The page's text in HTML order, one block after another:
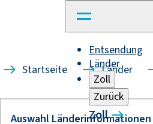
Entsendung
Länder
Zoll
Zurück
Zoll
Startseite Länder